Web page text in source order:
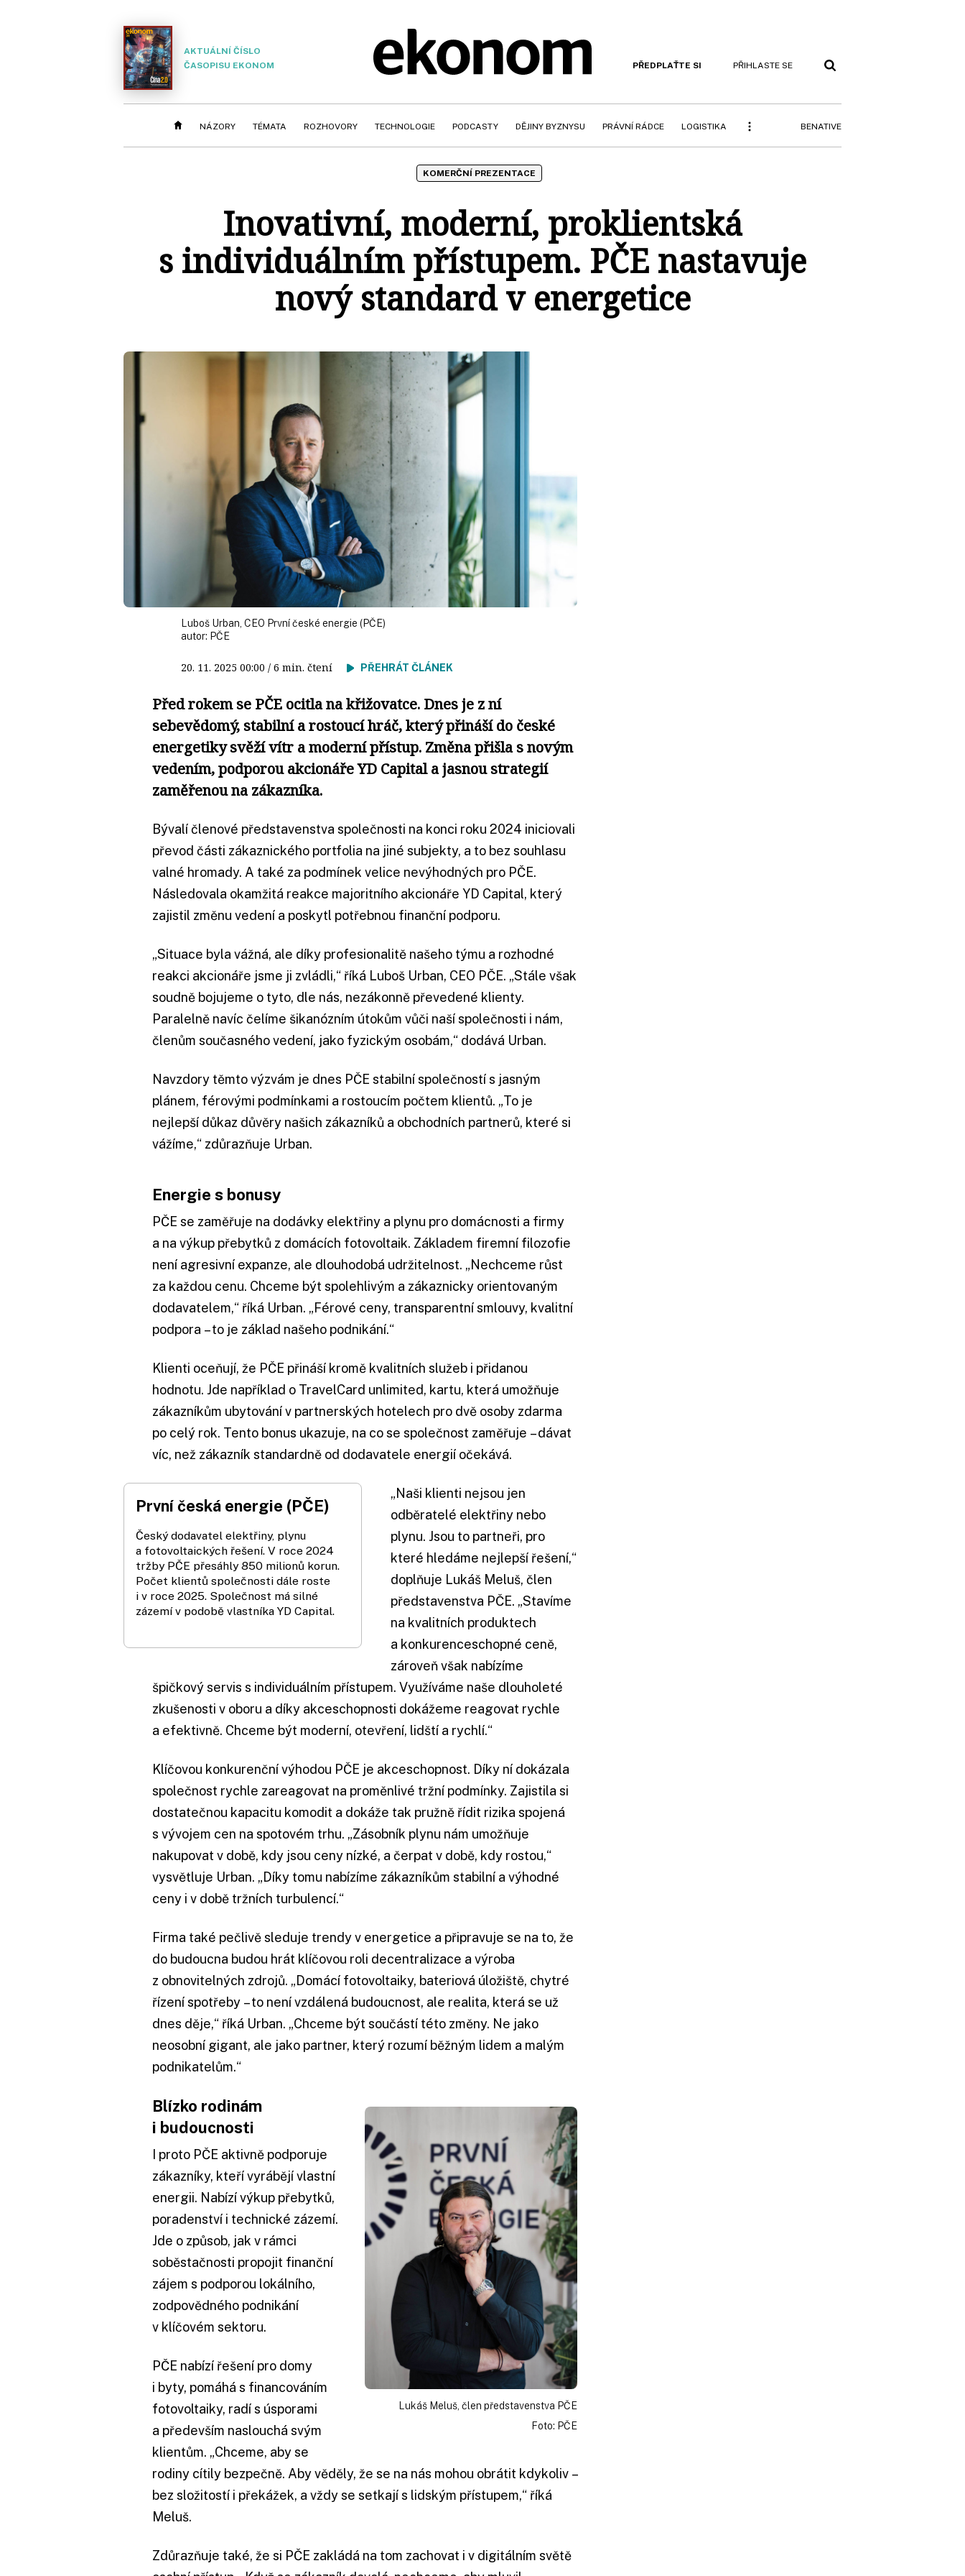
AKTUÁLNÍ ČÍSLO
ČASOPISU EKONOM
PŘEDPLAŤTE SI PŘIHLASTE SE
NÁZORY TÉMATA ROZHOVORY TECHNOLOGIE PODCASTY DĚJINY BYZNYSU PRÁVNÍ RÁDCE LOGISTIKA BENATIVE
KOMERČNÍ PREZENTACE
Inovativní, moderní, proklientská
s individuálním přístupem. PČE nastavuje
nový standard v energetice
Luboš Urban, CEO První české energie (PČE)
autor: PČE
20. 11. 2025 00:00 / 6 min. čtení PŘEHRÁT ČLÁNEK
Před rokem se PČE ocitla na křižovatce. Dnes je z ní
sebevědomý, stabilní a rostoucí hráč, který přináší do české
energetiky svěží vítr a moderní přístup. Změna přišla s novým
vedením, podporou akcionáře YD Capital a jasnou strategií
zaměřenou na zákazníka.
Bývalí členové představenstva společnosti na konci roku 2024 iniciovali
převod části zákaznického portfolia na jiné subjekty, a to bez souhlasu
valné hromady. A také za podmínek velice nevýhodných pro PČE.
Následovala okamžitá reakce majoritního akcionáře YD Capital, který
zajistil změnu vedení a poskytl potřebnou finanční podporu.
„Situace byla vážná, ale díky profesionalitě našeho týmu a rozhodné
reakci akcionáře jsme ji zvládli,“ říká Luboš Urban, CEO PČE. „Stále však
soudně bojujeme o tyto, dle nás, nezákonně převedené klienty.
Paralelně navíc čelíme šikanózním útokům vůči naší společnosti i nám,
členům současného vedení, jako fyzickým osobám,“ dodává Urban.
Navzdory těmto výzvám je dnes PČE stabilní společností s jasným
plánem, férovými podmínkami a rostoucím počtem klientů. „To je
nejlepší důkaz důvěry našich zákazníků a obchodních partnerů, které si
vážíme,“ zdůrazňuje Urban.
Energie s bonusy
PČE se zaměřuje na dodávky elektřiny a plynu pro domácnosti a firmy
a na výkup přebytků z domácích fotovoltaik. Základem firemní filozofie
není agresivní expanze, ale dlouhodobá udržitelnost. „Nechceme růst
za každou cenu. Chceme být spolehlivým a zákaznicky orientovaným
dodavatelem,“ říká Urban. „Férové ceny, transparentní smlouvy, kvalitní
podpora – to je základ našeho podnikání.“
Klienti oceňují, že PČE přináší kromě kvalitních služeb i přidanou
hodnotu. Jde například o TravelCard unlimited, kartu, která umožňuje
zákazníkům ubytování v partnerských hotelech pro dvě osoby zdarma
po celý rok. Tento bonus ukazuje, na co se společnost zaměřuje – dávat
víc, než zákazník standardně od dodavatele energií očekává.
První česká energie (PČE)
Český dodavatel elektřiny, plynu
a fotovoltaických řešení. V roce 2024
tržby PČE přesáhly 850 milionů korun.
Počet klientů společnosti dále roste
i v roce 2025. Společnost má silné
zázemí v podobě vlastníka YD Capital.
„Naši klienti nejsou jen
odběratelé elektřiny nebo
plynu. Jsou to partneři, pro
které hledáme nejlepší řešení,“
doplňuje Lukáš Meluš, člen
představenstva PČE. „Stavíme
na kvalitních produktech
a konkurenceschopné ceně,
zároveň však nabízíme
špičkový servis s individuálním přístupem. Využíváme naše dlouholeté
zkušenosti v oboru a díky akceschopnosti dokážeme reagovat rychle
a efektivně. Chceme být moderní, otevření, lidští a rychlí.“
Klíčovou konkurenční výhodou PČE je akceschopnost. Díky ní dokázala
společnost rychle zareagovat na proměnlivé tržní podmínky. Zajistila si
dostatečnou kapacitu komodit a dokáže tak pružně řídit rizika spojená
s vývojem cen na spotovém trhu. „Zásobník plynu nám umožňuje
nakupovat v době, kdy jsou ceny nízké, a čerpat v době, kdy rostou,“
vysvětluje Urban. „Díky tomu nabízíme zákazníkům stabilní a výhodné
ceny i v době tržních turbulencí.“
Firma také pečlivě sleduje trendy v energetice a připravuje se na to, že
do budoucna budou hrát klíčovou roli decentralizace a výroba
z obnovitelných zdrojů. „Domácí fotovoltaiky, bateriová úložiště, chytré
řízení spotřeby – to není vzdálená budoucnost, ale realita, která se už
dnes děje,“ říká Urban. „Chceme být součástí této změny. Ne jako
neosobní gigant, ale jako partner, který rozumí běžným lidem a malým
podnikatelům.“
Lukáš Meluš, člen představenstva PČE
Foto: PČE
Blízko rodinám
i budoucnosti
I proto PČE aktivně podporuje
zákazníky, kteří vyrábějí vlastní
energii. Nabízí výkup přebytků,
poradenství i technické zázemí.
Jde o způsob, jak v rámci
soběstačnosti propojit finanční
zájem s podporou lokálního,
zodpovědného podnikání
v klíčovém sektoru.
PČE nabízí řešení pro domy
i byty, pomáhá s financováním
fotovoltaiky, radí s úsporami
a především naslouchá svým
klientům. „Chceme, aby se
rodiny cítily bezpečně. Aby věděly, že se na nás mohou obrátit kdykoliv –
bez složitostí i překážek, a vždy se setkají s lidským přístupem,“ říká
Meluš.
Zdůrazňuje také, že si PČE zakládá na tom zachovat i v digitálním světě